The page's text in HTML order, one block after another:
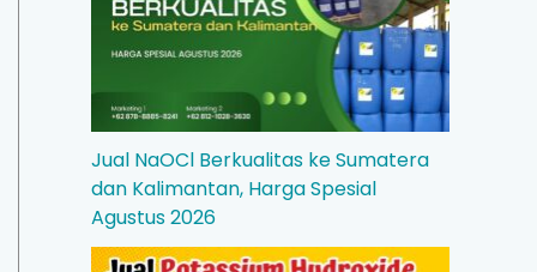
Jual NaOCl Berkualitas ke Sumatera
dan Kalimantan, Harga Spesial
Agustus 2026